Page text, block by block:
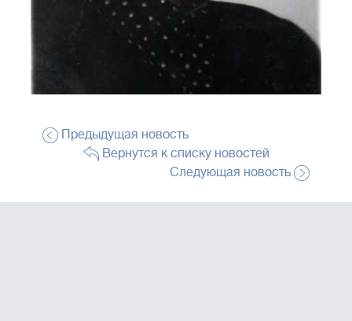
Предыдущая новость
Вернутся к списку новостей
Следующая новость